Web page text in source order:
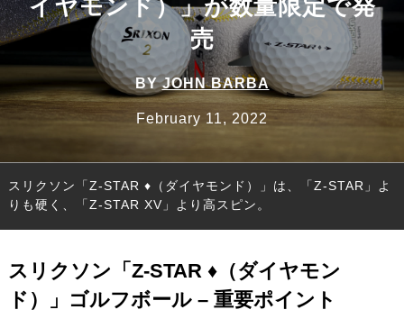
イヤモンド）」が数量限定で発
売
BYJOHN BARBA
February 11, 2022
スリクソン「Z-STAR ♦︎（ダイヤモンド）」は、「Z-STAR」よ
りも硬く、「Z-STAR XV」より高スピン。
スリクソン「Z-STAR ♦︎（ダイヤモン
ド）」ゴルフボール – 重要ポイント
HOW TO ゴルフ上達・実践テクニック
LAB テスト・データ検証
Golf News ゴルフニュース
REVIEWS 製品レビュー
FAIRWAY WOODS フェアウェイウッド
HYBRIDS ハイブリッド
IRONS アイアン
WEDGES ウェッジ
※メーカー名やクラブ名など、検索したい事柄を入
力してください。